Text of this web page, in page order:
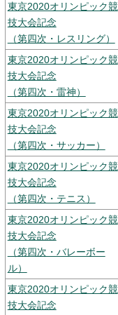
東京2020オリンピック競
技大会記念
（第四次・レスリング）
東京2020オリンピック競
技大会記念
（第四次・雷神）
東京2020オリンピック競
技大会記念
（第四次・サッカー）
東京2020オリンピック競
技大会記念
（第四次・テニス）
東京2020オリンピック競
技大会記念
（第四次・バレーボー
ル）
東京2020オリンピック競
技大会記念